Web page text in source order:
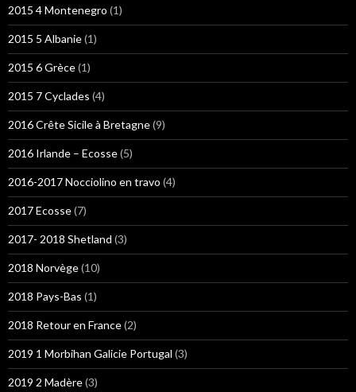
2015 4 Montenegro (1)
2015 5 Albanie(1)
2015 6 Grèce(1)
2015 7 Cyclades (4)
2016 Crête Sicile à Bretagne(9)
2016 Irlande – Ecosse(5)
2016-2017 Nocciolino en travo (4)
2017 Ecosse(7)
2017- 2018 Shetland (3)
2018 Norvège(10)
2018 Pays-Bas (1)
2018 Retour en France(2)
2019 1 Morbihan Galicie Portugal (3)
2019 2 Madère(3)